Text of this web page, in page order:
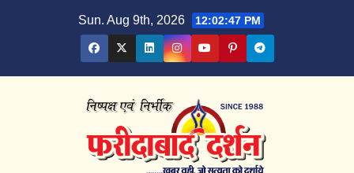
Sun. Aug 9th, 2026 12:02:47 PM